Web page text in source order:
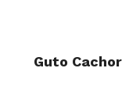
Guto